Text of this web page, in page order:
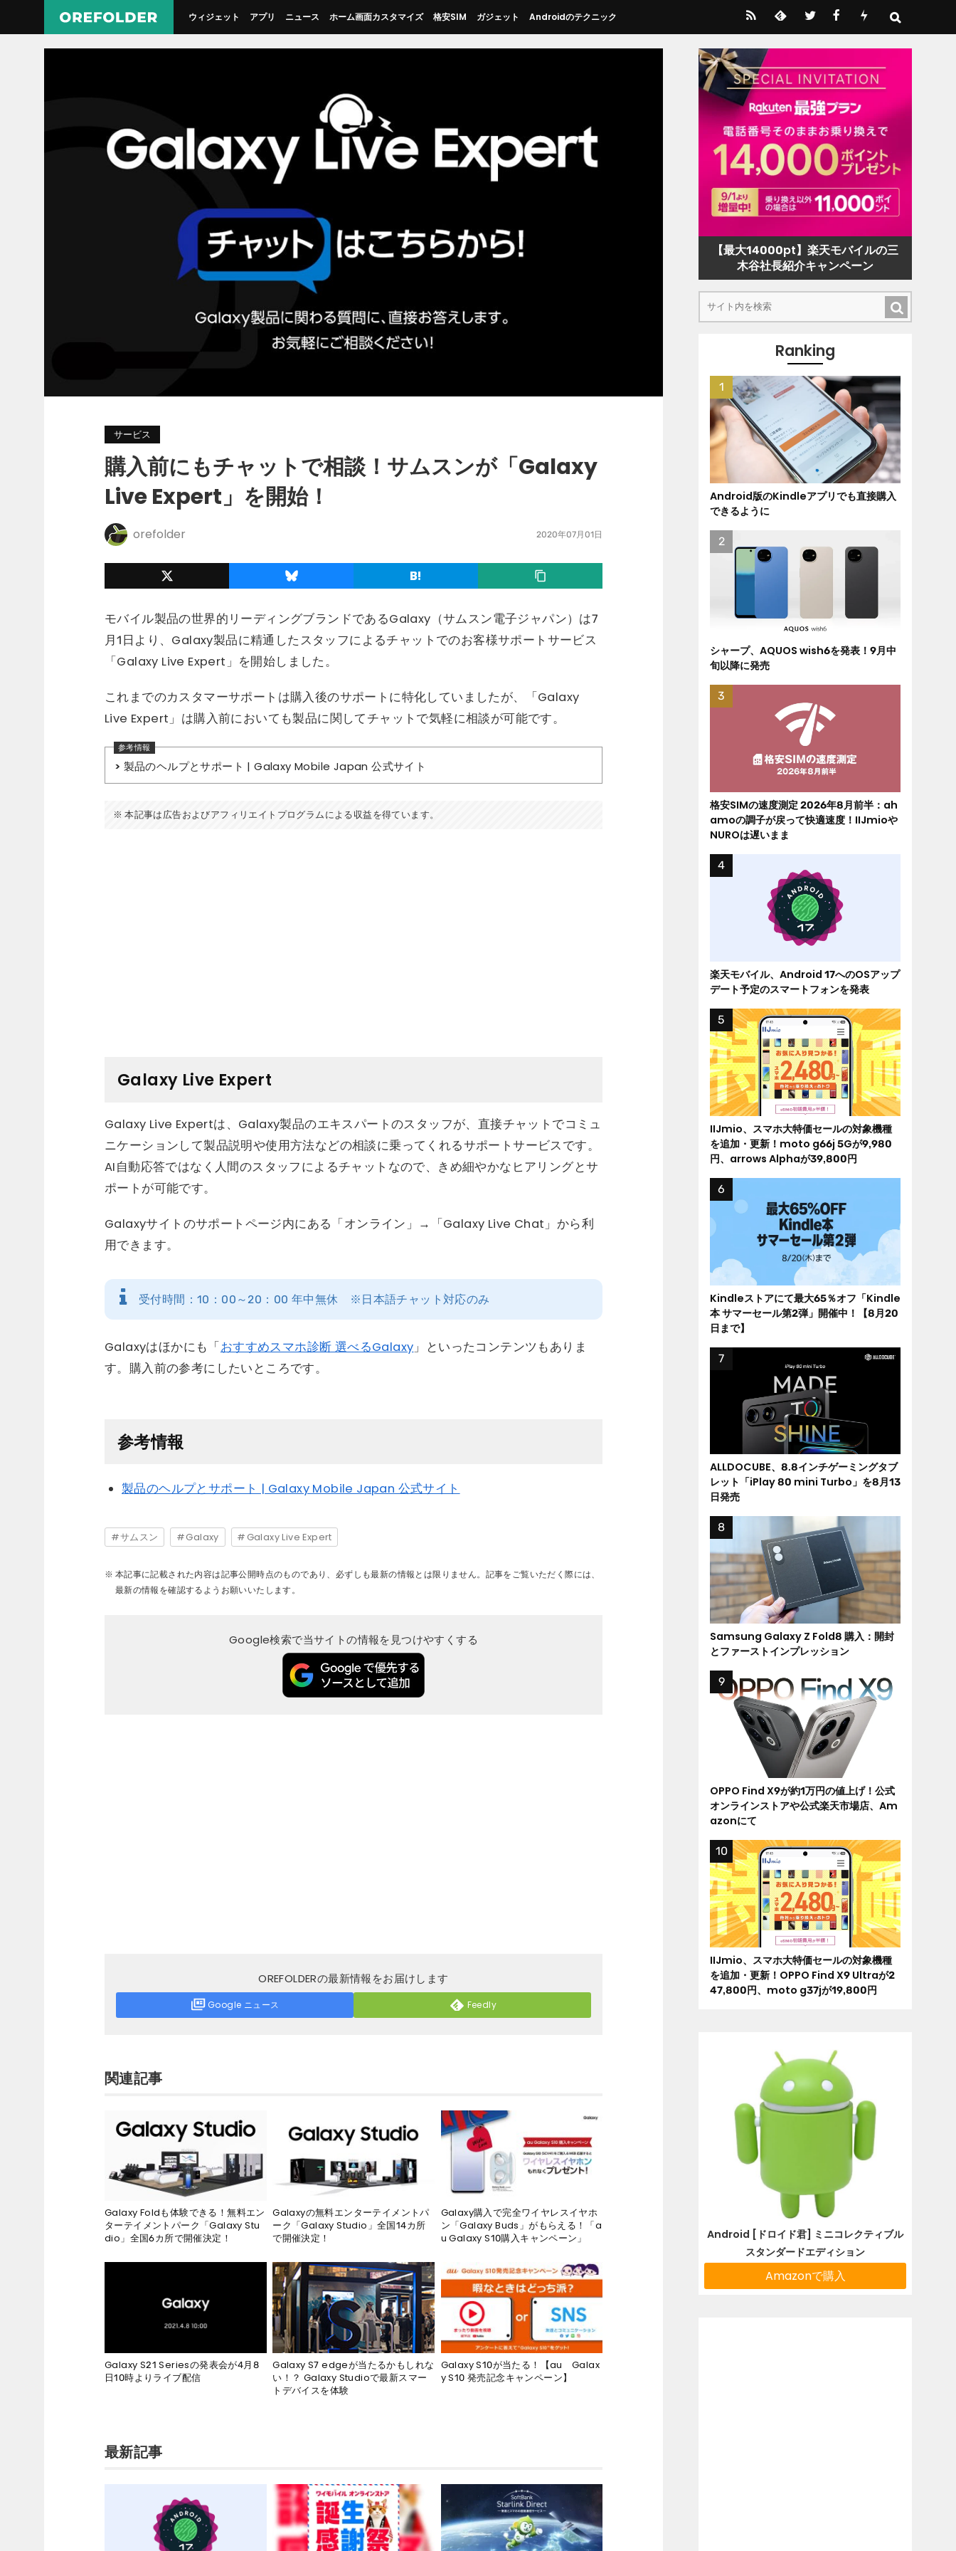
ウィジェット アプリ ニュース ホーム画面カスタマイズ 格安SIM ガジェット Androidのテクニック
サービス
購入前にもチャットで相談！サムスンが「Galaxy
Live Expert」を開始！
orefolder 2020年07月01日
モバイル製品の世界的リーディングブランドであるGalaxy（サムスン電子ジャパン）は7
月1日より、Galaxy製品に精通したスタッフによるチャットでのお客様サポートサービス
「Galaxy Live Expert」を開始しました。
これまでのカスタマーサポートは購入後のサポートに特化していましたが、「Galaxy
Live Expert」は購入前においても製品に関してチャットで気軽に相談が可能です。
製品のヘルプとサポート | Galaxy Mobile Japan 公式サイト
本記事は広告およびアフィリエイトプログラムによる収益を得ています。
Galaxy Live Expert
Galaxy Live Expertは、Galaxy製品のエキスパートのスタッフが、直接チャットでコミュ
ニケーションして製品説明や使用方法などの相談に乗ってくれるサポートサービスです。
AI自動応答ではなく人間のスタッフによるチャットなので、きめ細やかなヒアリングとサ
ポートが可能です。
Galaxyサイトのサポートページ内にある「オンライン」→「Galaxy Live Chat」から利
用できます。
受付時間：10：00～20：00 年中無休 ※日本語チャット対応のみ
Galaxyはほかにも「おすすめスマホ診断 選べるGalaxy 」といったコンテンツもありま
す。購入前の参考にしたいところです。
参考情報
製品のヘルプとサポート | Galaxy Mobile Japan 公式サイト
サムスン Galaxy Galaxy Live Expert
本記事に記載された内容は記事公開時点のものであり、必ずしも最新の情報とは限りません。記事をご覧いただく際には、
最新の情報を確認するようお願いいたします。
Google検索で当サイトの情報を見つけやすくする
OREFOLDERの最新情報をお届けします
Google ニュース Feedly
関連記事
Galaxy Foldも体験できる！無料エン
ターテイメントパーク「Galaxy Stu
dio」全国6カ所で開催決定！
Galaxyの無料エンターテイメントパ
ーク「Galaxy Studio」全国14カ所
で開催決定！
Galaxy購入で完全ワイヤレスイヤホ
ン「Galaxy Buds」がもらえる！「a
u Galaxy S10購入キャンペーン」
Galaxy S21 Seriesの発表会が4月8
日10時よりライブ配信
Galaxy S7 edgeが当たるかもしれな
い！？ Galaxy Studioで最新スマー
トデバイスを体験
Galaxy S10が当たる！【au Galax
y S10 発売記念キャンペーン】
最新記事
【最大14000pt】楽天モバイルの三
木谷社長紹介キャンペーン
Ranking
Android版のKindleアプリでも直接購入
できるように
シャープ、AQUOS wish6を発表！9月中
旬以降に発売
格安SIMの速度測定 2026年8月前半：ah
amoの調子が戻って快適速度！IIJmioや
NUROは遅いまま
楽天モバイル、Android 17へのOSアップ
デート予定のスマートフォンを発表
IIJmio、スマホ大特価セールの対象機種
を追加・更新！moto g66j 5Gが9,980
円、arrows Alphaが39,800円
Kindleストアにて最大65％オフ「Kindle
本 サマーセール第2弾」開催中！【8月20
日まで】
ALLDOCUBE、8.8インチゲーミングタブ
レット「iPlay 80 mini Turbo」を8月13
日発売
Samsung Galaxy Z Fold8 購入：開封
とファーストインプレッション
OPPO Find X9が約1万円の値上げ！公式
オンラインストアや公式楽天市場店、Am
azonにて
IIJmio、スマホ大特価セールの対象機種
を追加・更新！OPPO Find X9 Ultraが2
47,800円、moto g37jが19,800円
Android [ドロイド君] ミニコレクティブル
スタンダードエディション
Amazonで購入